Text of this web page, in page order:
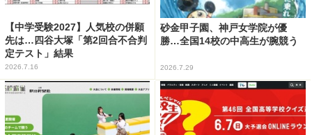
【中学受験2027】人気校の併願
先は…四谷大塚「第2回合不合判
定テスト」結果
2026.7.16
砂金甲子園、神戸女学院が優
勝…全国14校の中高生が腕競う
2026.7.29